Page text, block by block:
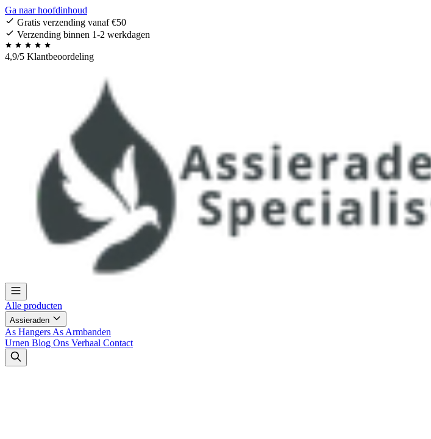
Ga naar hoofdinhoud
Gratis verzending vanaf €50
Verzending binnen 1-2 werkdagen
4,9/5 Klantbeoordeling
Alle producten
Assieraden
As Hangers As Armbanden
Urnen Blog Ons Verhaal Contact